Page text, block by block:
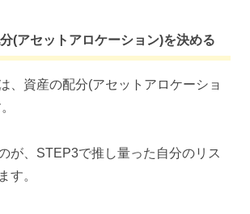
(アセットアロケーション)を決める
、資産の配分(アセットアロケーショ
が、STEP3で推し量った自分のリス
す。